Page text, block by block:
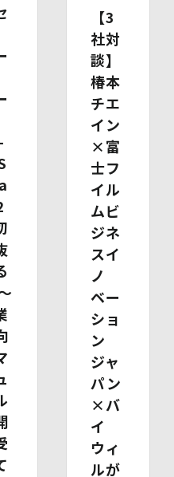
要な範囲でのみ利用しま
該依頼が個人情報保護法
当社の定める手続に従っ
のお問い合わせ窓口まで
個人情報に関する開示等の
記入いただいた「請求
、代理人によるお求めの
する書類」を送付してく
る本籍地情報は都道府県ま
り等の処理をしてくださ
証、パスポート、健康
類
人の場合】
の写し
住民票（続柄の記載され
認ができる公的書類）
代理人の場合】
の写し
であることを証明する
権の確認ができる公的書
【3
社対
談】
椿本
チエ
イン
×富
士フ
イル
ムビ
ジネ
スイ
ノ
ベー
ショ
ン
ジャ
パン
×バ
イ
ウィ
ルが